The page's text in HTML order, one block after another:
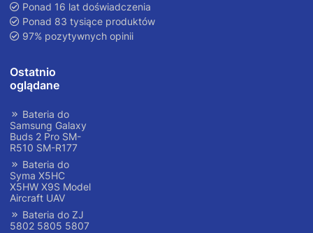
Ponad 16 lat doświadczenia
Ponad 83 tysiące produktów
97% pozytywnych opinii
Ostatnio
oglądane
Bateria do
Samsung Galaxy
Buds 2 Pro SM-
R510 SM-R177
Bateria do
Syma X5HC
X5HW X9S Model
Aircraft UAV
Bateria do ZJ
5802 5805 5807